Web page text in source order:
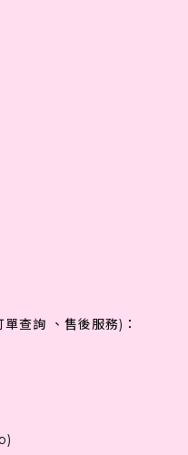
單查詢 、售後服務)：